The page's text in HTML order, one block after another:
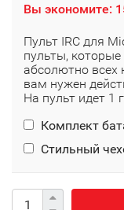
Вы экономите:
Пульт IRC для
пульты,
абсолютно всех
вам нужен
На пульт идет 1
Комплект
Стильный